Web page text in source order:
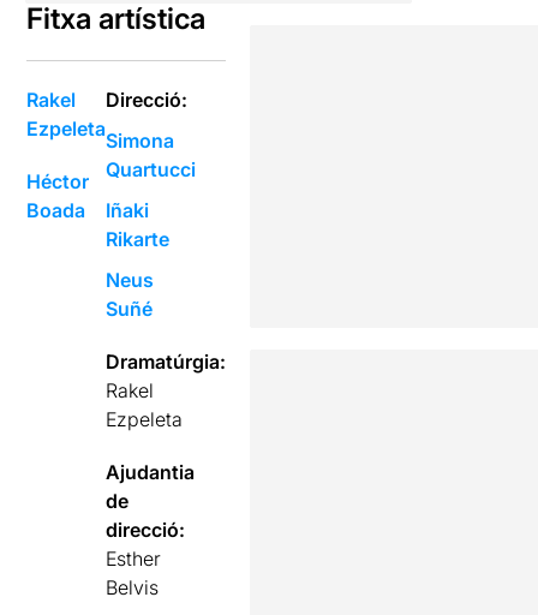
Fitxa artística
Rakel
Ezpeleta
Héctor
Boada
Direcció:
Simona
Quartucci
Iñaki
Rikarte
Neus
Suñé
Dramatúrgia:
Rakel
Ezpeleta
Ajudantia
de
direcció:
Esther
Belvis